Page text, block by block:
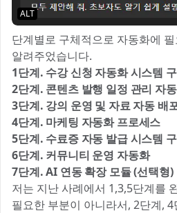
ALT
단계별로 구체적으로 자동화에
알려주었습니다.
1단계. 수강 신청 자동화 시스템
2단계. 콘텐츠 발행 일정 관리 자
3단계. 강의 운영 및 자료 자동 배
4단계. 마케팅 자동화 프로세스
5단계. 수료증 자동 발급 시스템
6단계. 커뮤니티 운영 자동화
7단계. AI 연동 확장 모듈 (선택형)
저는 지난 사례에서 1,3,5단계를
필요한 부분이 아니라서, 2단계,